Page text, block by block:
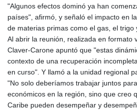
"Algunos efectos dominó ya han
países", afirmó, y señaló el impacto en
de materias primas como el gas, el trigo
Al abrir la reunión, realizada en formato
Claver-Carone apuntó que "estas
contexto de una recuperación
en curso". Y llamó a la unidad regional
"No solo deberíamos trabajar juntos
económicos en la región, sino que creo
Caribe pueden desempeñar y